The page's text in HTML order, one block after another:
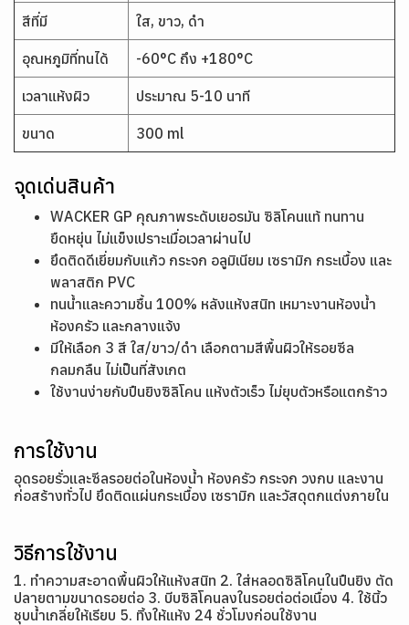
สีที่มี ใส, ขาว, ดำ
อุณหภูมิที่ทนได้ -60°C ถึง +180°C
เวลาแห้งผิว ประมาณ 5-10 นาที
ขนาด 300 ml
จุดเด่นสินค้า
WACKER GP คุณภาพระดับเยอรมัน ซิลิโคนแท้ ทนทาน
ยืดหยุ่น ไม่แข็งเปราะเมื่อเวลาผ่านไป
ยึดติดดีเยี่ยมกับแก้ว กระจก อลูมิเนียม เซรามิก กระเบื้อง และ
พลาสติก PVC
ทนน้ำและความชื้น 100% หลังแห้งสนิท เหมาะงานห้องน้ำ
ห้องครัว และกลางแจ้ง
มีให้เลือก 3 สี ใส/ขาว/ดำ เลือกตามสีพื้นผิวให้รอยซีล
กลมกลืน ไม่เป็นที่สังเกต
ใช้งานง่ายกับปืนยิงซิลิโคน แห้งตัวเร็ว ไม่ยุบตัวหรือแตกร้าว
การใช้งาน
อุดรอยรั่วและซีลรอยต่อในห้องน้ำ ห้องครัว กระจก วงกบ และงาน
ก่อสร้างทั่วไป ยึดติดแผ่นกระเบื้อง เซรามิก และวัสดุตกแต่งภายใน
วิธีการใช้งาน
1. ทำความสะอาดพื้นผิวให้แห้งสนิท 2. ใส่หลอดซิลิโคนในปืนยิง ตัด
ปลายตามขนาดรอยต่อ 3. บีบซิลิโคนลงในรอยต่อต่อเนื่อง 4. ใช้นิ้ว
ชุบน้ำเกลี่ยให้เรียบ 5. ทิ้งให้แห้ง 24 ชั่วโมงก่อนใช้งาน